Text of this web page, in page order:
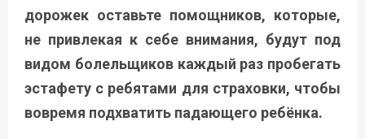
дорожек оставьте помощников, которые,
не привлекая к себе внимания, будут под
видом болельщиков каждый раз пробегать
эстафету с ребятами для страховки, чтобы
вовремя подхватить падающего ребёнка.